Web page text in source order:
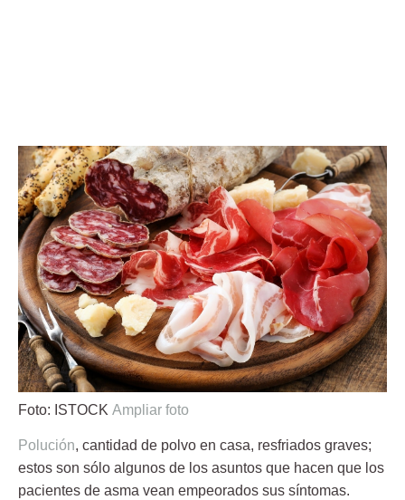
Foto: ISTOCK Ampliar foto
Polución, cantidad de polvo en casa, resfriados graves;
estos son sólo algunos de los asuntos que hacen que los
pacientes de asma vean empeorados sus síntomas.